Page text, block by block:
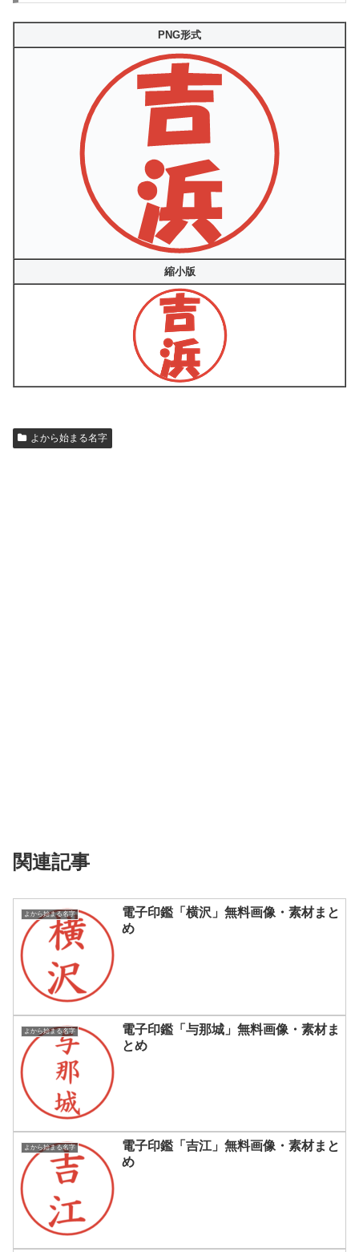
PNG形式
縮小版
よから始まる名字
関連記事
よから始まる名字
電子印鑑「横沢」無料画像・素材まと
め
よから始まる名字
電子印鑑「与那城」無料画像・素材ま
とめ
よから始まる名字
電子印鑑「吉江」無料画像・素材まと
め